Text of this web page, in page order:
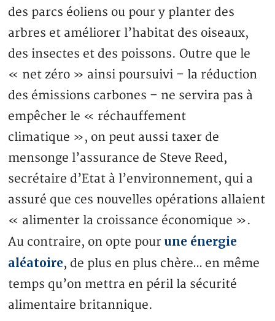
des parcs éoliens ou pour y planter des
arbres et améliorer l’habitat des oiseaux,
des insectes et des poissons. Outre que le
« net zéro » ainsi poursuivi – la réduction
des émissions carbones – ne servira pas à
empêcher le « réchauffement
climatique », on peut aussi taxer de
mensonge l’assurance de Steve Reed,
secrétaire d’Etat à l’environnement, qui a
assuré que ces nouvelles opérations allaient
« alimenter la croissance économique ».
Au contraire, on opte pourune énergie
aléatoire, de plus en plus chère… en même
temps qu’on mettra en péril la sécurité
alimentaire britannique.